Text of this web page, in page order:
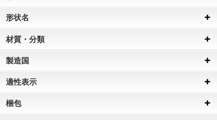
形状名
材質・分類
製造国
適性表示
梱包